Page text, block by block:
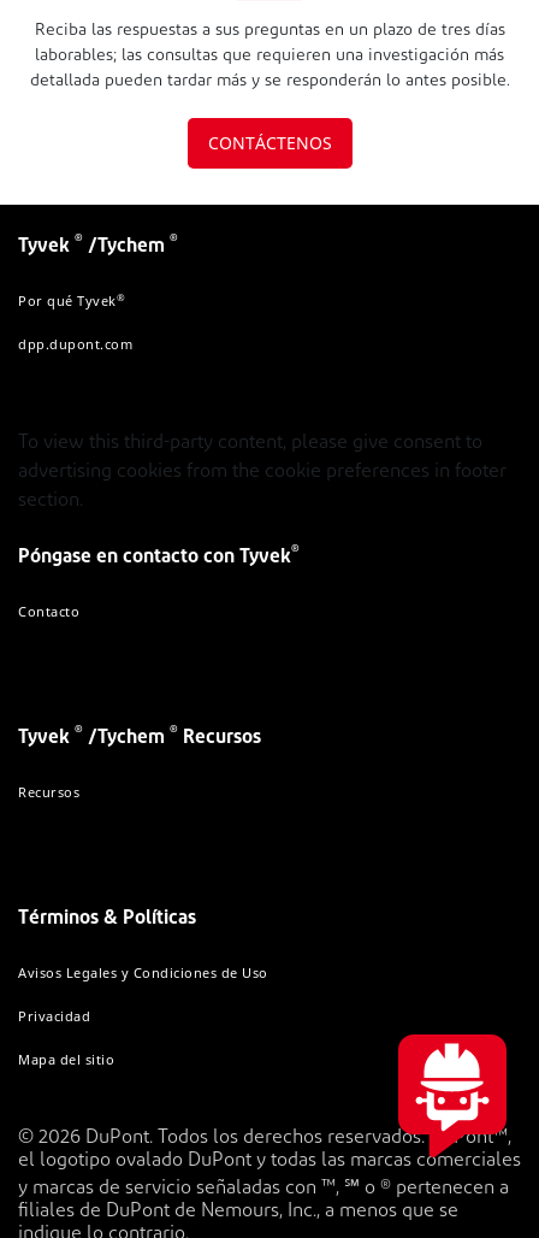
Reciba las respuestas a sus preguntas en un plazo de tres días
laborables; las consultas que requieren una investigación más
detallada pueden tardar más y se responderán lo antes posible.
CONTÁCTENOS
Tyvek ® /Tychem ®
Por qué Tyvek®
dpp.dupont.com
To view this third-party content, please give consent to
advertising cookies from the cookie preferences in footer
section.
Póngase en contacto con Tyvek®
Contacto
Tyvek ® /Tychem ® Recursos
Recursos
Términos & Políticas
Avisos Legales y Condiciones de Uso
Privacidad
Mapa del sitio
© 2026 DuPont. Todos los derechos reservados. DuPont™,
el logotipo ovalado DuPont y todas las marcas comerciales
y marcas de servicio señaladas con ™, ℠ o ® pertenecen a
filiales de DuPont de Nemours, Inc., a menos que se
indique lo contrario.